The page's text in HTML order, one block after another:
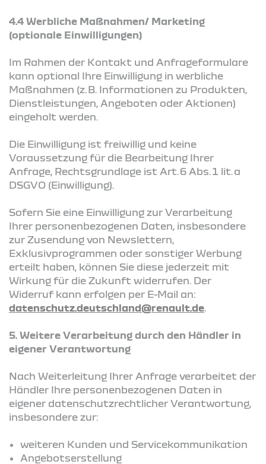
4.4 Werbliche Maßnahmen/ Marketing
(optionale Einwilligungen)
Im Rahmen der Kontakt und Anfrageformulare
kann optional Ihre Einwilligung in werbliche
Maßnahmen (z. B. Informationen zu Produkten,
Dienstleistungen, Angeboten oder Aktionen)
eingeholt werden.
Die Einwilligung ist freiwillig und keine
Voraussetzung für die Bearbeitung Ihrer
Anfrage, Rechtsgrundlage ist Art. 6 Abs. 1 lit. a
DSGVO (Einwilligung).
Sofern Sie eine Einwilligung zur Verarbeitung
Ihrer personenbezogenen Daten, insbesondere
zur Zusendung von Newslettern,
Exklusivprogrammen oder sonstiger Werbung
erteilt haben, können Sie diese jederzeit mit
Wirkung für die Zukunft widerrufen. Der
Widerruf kann erfolgen per E-Mail an:
datenschutz.deutschland@renault.de
5. Weitere Verarbeitung durch den Händler in
eigener Verantwortung
Nach Weiterleitung Ihrer Anfrage verarbeitet der
Händler Ihre personenbezogenen Daten in
eigener datenschutzrechtlicher Verantwortung,
insbesondere zur:
weiteren Kunden und Servicekommunikation
Angebotserstellung